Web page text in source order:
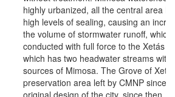
highly urbanized, all the central area
high levels of sealing, causing an
the volume of stormwater runoff, which
conducted with full force to the Xetás
which has two headwater streams with
sources of Mimosa. The Grove of
preservation area left by CMNP since
original design of the city, since then,